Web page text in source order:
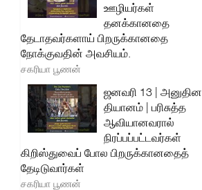
ஊழியர்கள்
தனக்கானதை
தேடாதவர்களாய் பிறருக்கானதை
நோக்குவதின் அவசியம்.
சகரியா பூணன்
ஜனவரி 13 | அனுதின
தியானம் | பரிசுத்த
ஆவியானவரால்
நிரப்பப்பட்டவர்கள்
கிறிஸ்துவைப் போல பிறருக்கானதைத்
தேடிடுவார்கள்
சகரியா பூணன்